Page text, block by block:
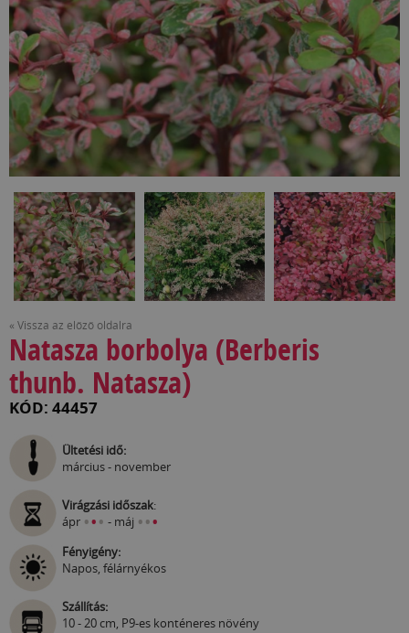
« Vissza az előző oldalra
Natasza borbolya (Berberis
thunb. Natasza)
KÓD: 44457
Ültetési idő:
március - november
Virágzási időszak:
ápr ••• - máj •••
Fényigény:
Napos, félárnyékos
Szállítás:
10 - 20 cm, P9-es konténeres növény